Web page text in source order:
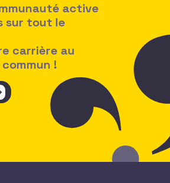
active
sur tout le
carrière au
!